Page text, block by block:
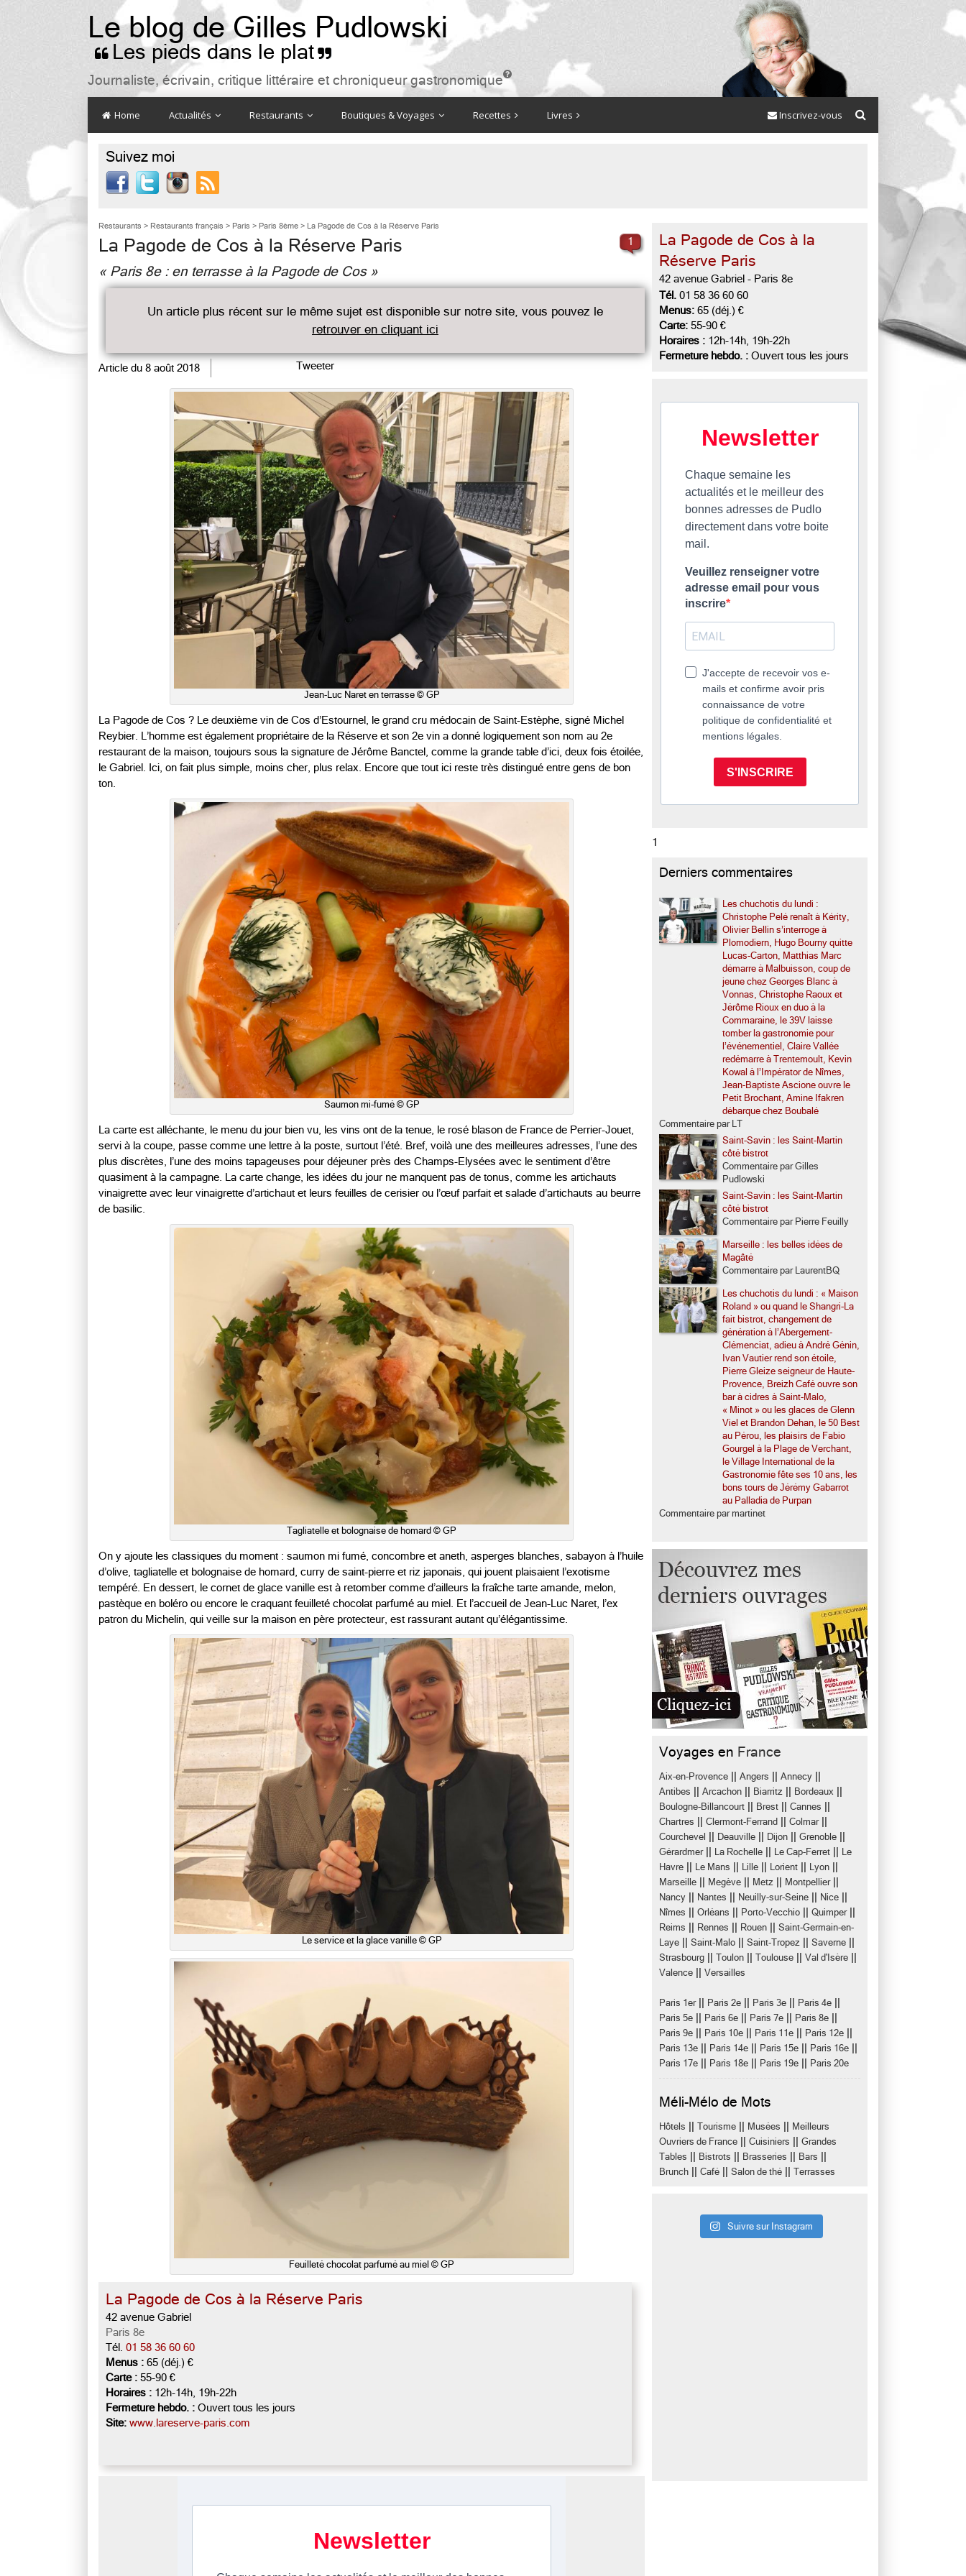
Le blog de Gilles Pudlowski
 Les pieds dans le plat 
Journaliste, écrivain, critique littéraire et chroniqueur gastronomique

Home Actualités Restaurants Boutiques & Voyages Recettes Livres Inscrivez-vous
Suivez moi

Restaurants > Restaurants français > Paris > Paris 8ème > La Pagode de Cos à la Réserve Paris
1
La Pagode de Cos à la Réserve Paris
« Paris 8e : en terrasse à la Pagode de Cos »
Un article plus récent sur le même sujet est disponible sur notre site, vous pouvez le
retrouver en cliquant ici
Article du 8 août 2018 Tweeter
Jean-Luc Naret en terrasse © GP
La Pagode de Cos ? Le deuxième vin de Cos d’Estournel, le grand cru médocain de Saint-Estèphe, signé Michel
Reybier. L’homme est également propriétaire de la Réserve et son 2e vin a donné logiquement son nom au 2e
restaurant de la maison, toujours sous la signature de Jérôme Banctel, comme la grande table d’ici, deux fois étoilée,
le Gabriel. Ici, on fait plus simple, moins cher, plus relax. Encore que tout ici reste très distingué entre gens de bon
ton.
Saumon mi-fumé © GP
La carte est alléchante, le menu du jour bien vu, les vins ont de la tenue, le rosé blason de France de Perrier-Jouet,
servi à la coupe, passe comme une lettre à la poste, surtout l’été. Bref, voilà une des meilleures adresses, l’une des
plus discrètes, l’une des moins tapageuses pour déjeuner près des Champs-Elysées avec le sentiment d’être
quasiment à la campagne. La carte change, les idées du jour ne manquent pas de tonus, comme les artichauts
vinaigrette avec leur vinaigrette d’artichaut et leurs feuilles de cerisier ou l’œuf parfait et salade d’artichauts au beurre
de basilic.
Tagliatelle et bolognaise de homard © GP
On y ajoute les classiques du moment : saumon mi fumé, concombre et aneth, asperges blanches, sabayon à l’huile
d’olive, tagliatelle et bolognaise de homard, curry de saint-pierre et riz japonais, qui jouent plaisaient l’exotisme
tempéré. En dessert, le cornet de glace vanille est à retomber comme d’ailleurs la fraîche tarte amande, melon,
pastèque en boléro ou encore le craquant feuilleté chocolat parfumé au miel. Et l’accueil de Jean-Luc Naret, l’ex
patron du Michelin, qui veille sur la maison en père protecteur, est rassurant autant qu’élégantissime.
Le service et la glace vanille © GP
Feuilleté chocolat parfumé au miel © GP
La Pagode de Cos à la Réserve Paris
42 avenue Gabriel
Paris 8e
Tél. 01 58 36 60 60
Menus : 65 (déj.) €
Carte : 55-90 €
Horaires : 12h-14h, 19h-22h
Fermeture hebdo. : Ouvert tous les jours
Site: www.lareserve-paris.com
La Pagode de Cos à la
Réserve Paris
42 avenue Gabriel - Paris 8e
Tél. 01 58 36 60 60
Menus: 65 (déj.) €
Carte: 55-90 €
Horaires : 12h-14h, 19h-22h
Fermeture hebdo. : Ouvert tous les jours
Newsletter
Chaque semaine les
actualités et le meilleur des
bonnes adresses de Pudlo
directement dans votre boite
mail.
Veuillez renseigner votre
adresse email pour vous
inscrire
J'accepte de recevoir vos e-
mails et confirme avoir pris
connaissance de votre
politique de confidentialité et
mentions légales.
S'INSCRIRE
1
Derniers commentaires
Les chuchotis du lundi :
Christophe Pelé renaît à Kérity,
Olivier Bellin s’interroge à
Plomodiern, Hugo Bourny quitte
Lucas-Carton, Matthias Marc
démarre à Malbuisson, coup de
jeune chez Georges Blanc à
Vonnas, Christophe Raoux et
Jérôme Rioux en duo à la
Commaraine, le 39V laisse
tomber la gastronomie pour
l’événementiel, Claire Vallée
redémarre à Trentemoult, Kevin
Kowal à l’Impérator de Nîmes,
Jean-Baptiste Ascione ouvre le
Petit Brochant, Amine Ifakren
débarque chez Boubalé
Commentaire par LT
Saint-Savin : les Saint-Martin
côté bistrot
Commentaire par Gilles
Pudlowski
Saint-Savin : les Saint-Martin
côté bistrot
Commentaire par Pierre Feuilly
Marseille : les belles idées de
Magâté
Commentaire par LaurentBQ
Les chuchotis du lundi : « Maison
Roland » ou quand le Shangri-La
fait bistrot, changement de
génération à l’Abergement-
Clémenciat, adieu à André Génin,
Ivan Vautier rend son étoile,
Pierre Gleize seigneur de Haute-
Provence, Breizh Café ouvre son
bar à cidres à Saint-Malo,
« Minot » ou les glaces de Glenn
Viel et Brandon Dehan, le 50 Best
au Pérou, les plaisirs de Fabio
Gourgel à la Plage de Verchant,
le Village International de la
Gastronomie fête ses 10 ans, les
bons tours de Jérémy Gabarrot
au Palladia de Purpan
Commentaire par martinet
Voyages en France
Aix-en-Provence Angers Annecy
Antibes Arcachon Biarritz Bordeaux
Boulogne-Billancourt Brest Cannes
Chartres Clermont-Ferrand Colmar||
Courchevel Deauville Dijon Grenoble
Gérardmer|| La Rochelle Le Cap-Ferret
Le
Havre
Le Mans Lille Lorient Lyon
Marseille Megève Metz Montpellier||
Nancy Nantes Neuilly-sur-Seine Nice
Nîmes Orléans Porto-Vecchio Quimper||
Reims Rennes Rouen
Saint-Germain-en-
Laye
Saint-Malo Saint-Tropez Saverne
Strasbourg Toulon Toulouse Val d'Isère
Valence Versailles
Paris 1er|| Paris 2e Paris 3e Paris 4e
Paris 5e Paris 6e Paris 7e Paris 8e
Paris 9e Paris 10e Paris 11e Paris 12e
Paris 13e Paris 14e Paris 15e Paris 16e
Paris 17e Paris 18e Paris 19e Paris 20e
Méli-Mélo de Mots
Hôtels Tourisme Musées
Meilleurs
Ouvriers de France
Cuisiniers
Grandes
Tables
Bistrots Brasseries Bars
Brunch Café Salon de thé Terrasses
Suivre sur Instagram